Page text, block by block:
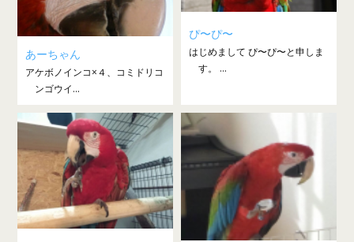
あーちゃん
アケボノインコ×４、コミドリコ
ンゴウイ...
ぴ〜ぴ〜
はじめまして ぴ〜ぴ〜と申しま
す。 ...